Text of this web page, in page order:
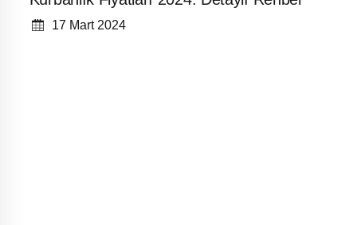
17 Mart 2024